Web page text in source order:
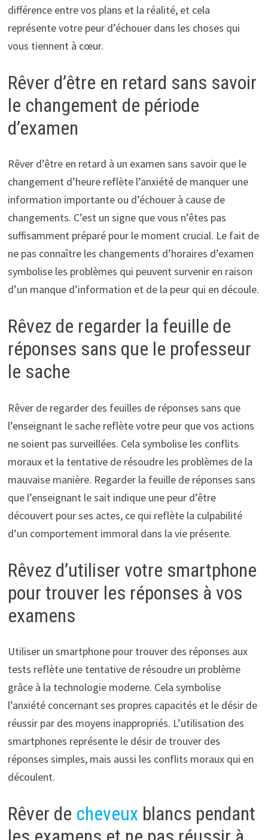
différence entre vos plans et la réalité, et cela
représente votre peur d’échouer dans les choses qui
vous tiennent à cœur.
Rêver d’être en retard sans savoir
le changement de période
d’examen
Rêver d’être en retard à un examen sans savoir que le
changement d’heure reflète l’anxiété de manquer une
information importante ou d’échouer à cause de
changements. C’est un signe que vous n’êtes pas
suffisamment préparé pour le moment crucial. Le fait de
ne pas connaître les changements d’horaires d’examen
symbolise les problèmes qui peuvent survenir en raison
d’un manque d’information et de la peur qui en découle.
Rêvez de regarder la feuille de
réponses sans que le professeur
le sache
Rêver de regarder des feuilles de réponses sans que
l’enseignant le sache reflète votre peur que vos actions
ne soient pas surveillées. Cela symbolise les conflits
moraux et la tentative de résoudre les problèmes de la
mauvaise manière. Regarder la feuille de réponses sans
que l’enseignant le sait indique une peur d’être
découvert pour ses actes, ce qui reflète la culpabilité
d’un comportement immoral dans la vie présente.
Rêvez d’utiliser votre smartphone
pour trouver les réponses à vos
examens
Utiliser un smartphone pour trouver des réponses aux
tests reflète une tentative de résoudre un problème
grâce à la technologie moderne. Cela symbolise
l’anxiété concernant ses propres capacités et le désir de
réussir par des moyens inappropriés. L’utilisation des
smartphones représente le désir de trouver des
réponses simples, mais aussi les conflits moraux qui en
découlent.
Rêver de cheveux blancs pendant